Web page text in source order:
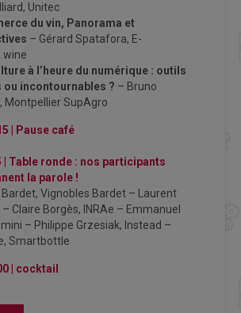
Unitec
du vin, Panorama et
– Gérard Spatafora, E-
à l’heure du numérique : outils
ou incontournables ? – Bruno
Montpellier SupAgro
| Pause café
Table ronde : nos participants
la parole !
Vignobles Bardet – Laurent
– Claire Borgès, INRAe – Emmanuel
– Philippe Grzesiak, Instead –
Smartbottle
| cocktail